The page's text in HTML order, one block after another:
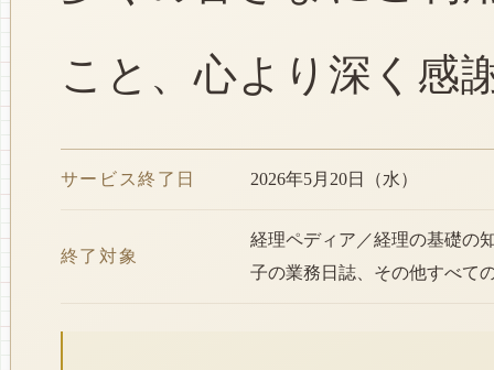
こと、心より深く感
サービス終了日 2026年5月20日（水）
終了対象
経理ペディア／経理の基礎の
子の業務日誌、その他すべて